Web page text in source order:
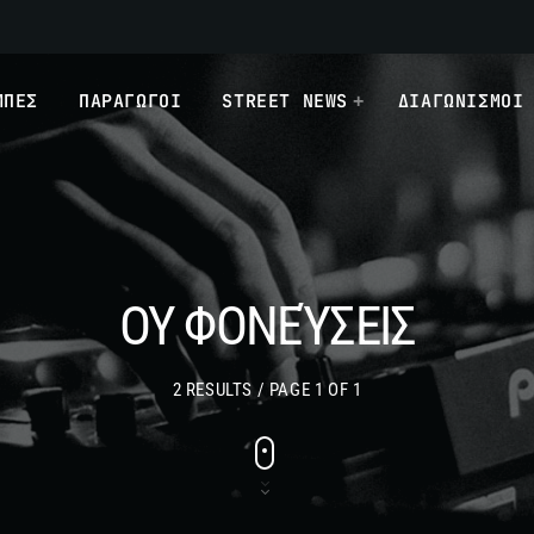
ΠΑΡΑΓΩΓΟΙ STREET NEWS ΔΙΑΓΩΝΙΣΜΟΙ
ΟΥ ΦΟΝΕΎΣΕΙΣ
2 RESULTS / PAGE 1 OF 1